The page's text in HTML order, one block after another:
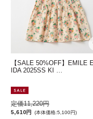
【SALE 50%OFF】EMILE
IDA 2025SS KI …
定価11,220円
5,610円 (本体価格:5,100円)